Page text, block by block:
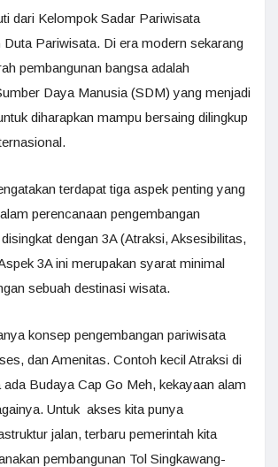
dari Kelompok Sadar Pariwisata
Pariwisata. Di era modern sekarang
pembangunan bangsa adalah
Daya Manusia (SDM) yang menjadi
diharapkan mampu bersaing dilingkup
terdapat tiga aspek penting yang
perencanaan pengembangan
dengan 3A (Atraksi, Aksesibilitas,
3A ini merupakan syarat minimal
sebuah destinasi wisata.
konsep pengembangan pariwisata
dan Amenitas. Contoh kecil Atraksi di
ada Budaya Cap Go Meh, kekayaan alam
Untuk akses kita punya
jalan, terbaru pemerintah kita
pembangunan Tol Singkawang-